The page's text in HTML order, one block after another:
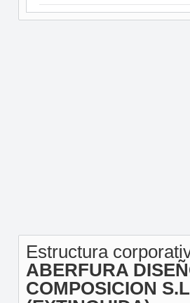
Estructura
ABERFURA
COMPOSICION